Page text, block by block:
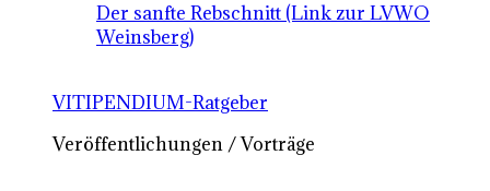
Der sanfte Rebschnitt (Link zur LVWO
Weinsberg)
VITIPENDIUM-Ratgeber
Veröffentlichungen / Vorträge